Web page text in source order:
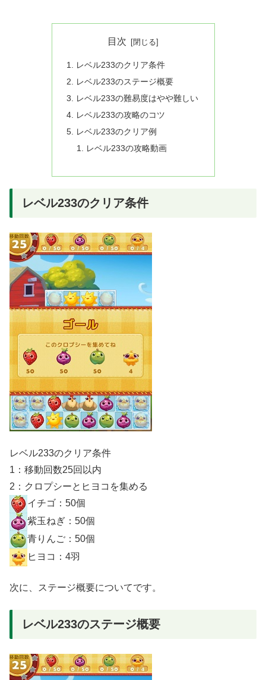
目次
レベル233のクリア条件
レベル233のステージ概要
レベル233の難易度はやや難しい
レベル233の攻略のコツ
レベル233のクリア例
レベル233の攻略動画
レベル233のクリア条件
レベル233のクリア条件
1：移動回数25回以内
2：クロプシーとヒヨコを集める
イチゴ：50個
紫玉ねぎ：50個
青りんご：50個
ヒヨコ：4羽
次に、ステージ概要についてです。
レベル233のステージ概要